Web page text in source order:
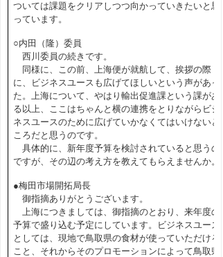
ついては課題をクリアしつつ向かっていきたいと思
っています。
○内田（隆）委員
西川委員の続きです。
同様に、この前、上海便が就航して、挨拶の際
に、ビジネスユースも広げてほしいという声があっ
た。上海について、やはり輸出促進課という課があ
る以上、ここはちゃんと横の連携をとりながらビジ
ネスユースのために広げていかなくてはいけないと
ころだと思うのです。
具体的に、新年度予算を検討されていると思うの
ですが、その辺の考え方を教えてもらえませんか。
●梅田市場開拓局長
御指摘ありがとうございます。
上海につきましては、御指摘のとおり、来年度の
予算で盛り込む予定にしています。ビジネスユース
としては、現地で鳥取県の食材が使っていただける
こと、それからそのプロモーションによって鳥取県